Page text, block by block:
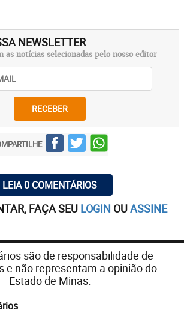
NEWSLETTER
as notícias selecionadas pelo nosso editor
RECEBER
LEIA 0 COMENTÁRIOS
FAÇA SEU LOGIN OUASSINE
são de responsabilidade de
e não representam a opinião do
Estado de Minas.